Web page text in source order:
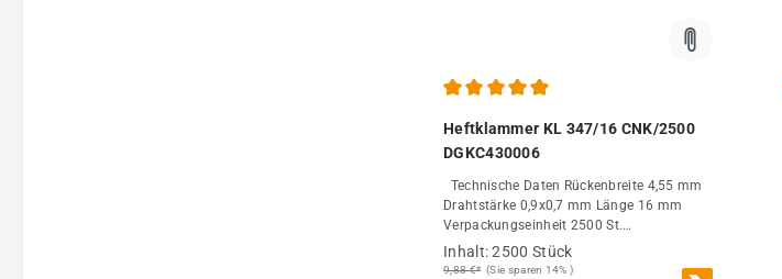
Heftklammer KL 347/16 CNK/2500
DGKC430006
Technische Daten Rückenbreite 4,55 mm
Drahtstärke 0,9x0,7 mm Länge 16 mm
Verpackungseinheit 2500 St.
Großabnahme 25000 St.
Inhalt:2500 Stück
9,88 €* (Sie sparen 14% )